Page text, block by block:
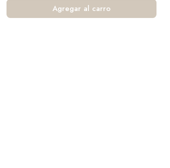
Agregar al carro